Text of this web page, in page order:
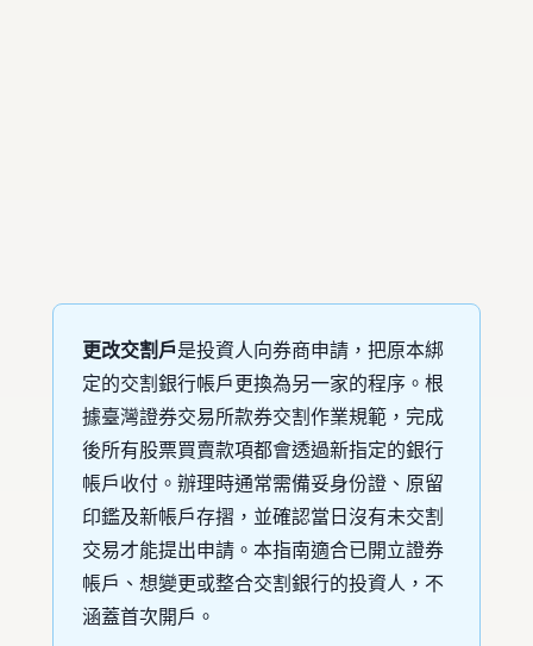
更改交割戶是投資人向券商申請，把原本綁
定的交割銀行帳戶更換為另一家的程序。根
據臺灣證券交易所款券交割作業規範 ，完成
後所有股票買賣款項都會透過新指定的銀行
帳戶收付。辦理時通常需備妥身份證、原留
印鑑及新帳戶存摺，並確認當日沒有未交割
交易才能提出申請。本指南適合已開立證券
帳戶、想變更或整合交割銀行的投資人，不
涵蓋首次開戶。